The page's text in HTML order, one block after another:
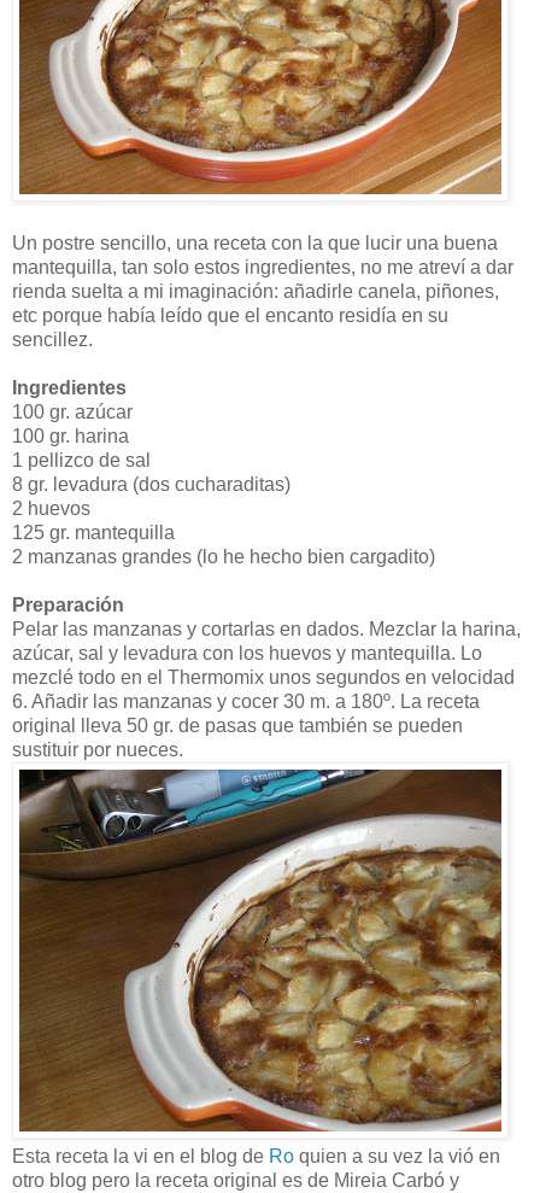
Un postre sencillo, una receta con la que lucir una buena
mantequilla, tan solo estos ingredientes, no me atreví a dar
rienda suelta a mi imaginación: añadirle canela, piñones,
etc porque había leído que el encanto residía en su
sencillez.
Ingredientes
100 gr. azúcar
100 gr. harina
1 pellizco de sal
8 gr. levadura (dos cucharaditas)
2 huevos
125 gr. mantequilla
2 manzanas grandes (lo he hecho bien cargadito)
Preparación
Pelar las manzanas y cortarlas en dados. Mezclar la harina,
azúcar, sal y levadura con los huevos y mantequilla. Lo
mezclé todo en el Thermomix unos segundos en velocidad
6. Añadir las manzanas y cocer 30 m. a 180º. La receta
original lleva 50 gr. de pasas que también se pueden
sustituir por nueces.
Esta receta la vi en el blog de Ro quien a su vez la vió en
otro blog pero la receta original es de Mireia Carbó y